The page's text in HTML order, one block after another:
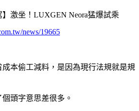
激坐！LUXGEN Neora猛爆試乘
news/19665
本偷工減料，是因為現行法規就是規
頭字意思差很多。